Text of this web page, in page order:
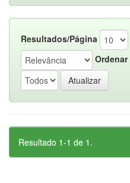
Resultados/Página
Ordenar
Resultado 1-1 de 1.